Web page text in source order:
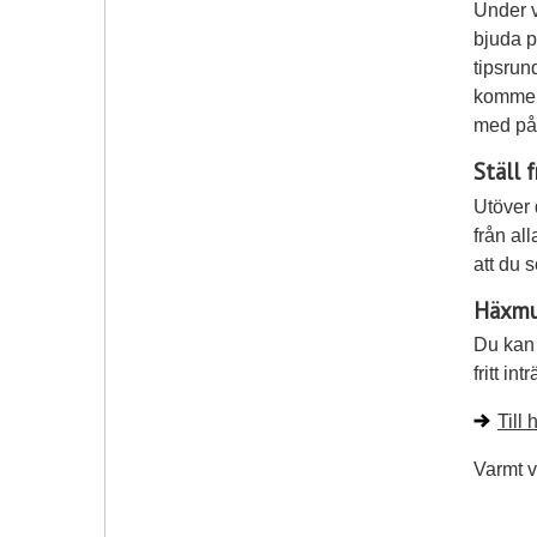
Under
bjuda
med
Ställ
Utöver
från
att du
Du
fritt
Till
Varmt